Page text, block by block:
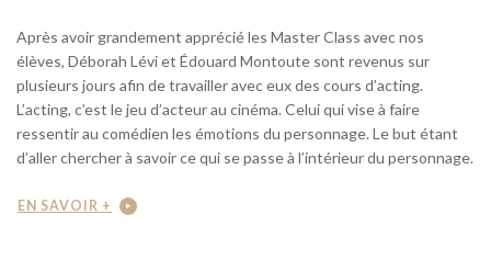
Après avoir grandement apprécié les Master Class avec nos
élèves, Déborah Lévi et Édouard Montoute sont revenus sur
plusieurs jours afin de travailler avec eux des cours d’acting.
L’acting, c’est le jeu d’acteur au cinéma. Celui qui vise à faire
ressentir au comédien les émotions du personnage. Le but étant
d’aller chercher à savoir ce qui se passe à l’intérieur du personnage.
EN SAVOIR +